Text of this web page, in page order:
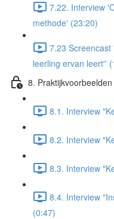
7.22. Interview
methode' (23:20)
7.23
leerling ervan leert''
8.
8.1. Interview
8.2. Interview
8.3. Interview
8.4. Interview
(0:47)